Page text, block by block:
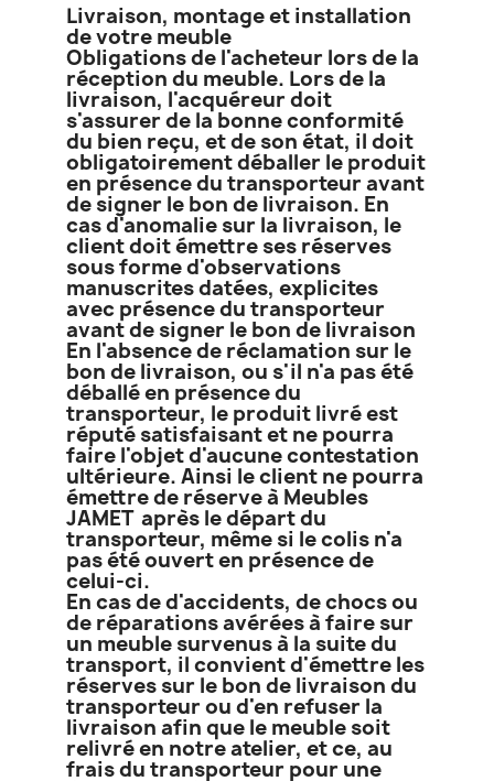
Livraison, montage et installation
de votre meuble
Obligations de l'acheteur lors de la
réception du meuble. Lors de la
livraison, l'acquéreur doit
s'assurer de la bonne conformité
du bien reçu, et de son état, il doit
obligatoirement déballer le produit
en présence du transporteur avant
de signer le bon de livraison. En
cas d'anomalie sur la livraison, le
client doit émettre ses réserves
sous forme d'observations
manuscrites datées, explicites
avec présence du transporteur
avant de signer le bon de livraison
En l'absence de réclamation sur le
bon de livraison, ou s'il n'a pas été
déballé en présence du
transporteur, le produit livré est
réputé satisfaisant et ne pourra
faire l'objet d'aucune contestation
ultérieure. Ainsi le client ne pourra
émettre de réserve à Meubles
JAMET après le départ du
transporteur, même si le colis n'a
pas été ouvert en présence de
celui-ci.
En cas de d'accidents, de chocs ou
de réparations avérées à faire sur
un meuble survenus à la suite du
transport, il convient d'émettre les
réserves sur le bon de livraison du
transporteur ou d'en refuser la
livraison afin que le meuble soit
relivré en notre atelier, et ce, au
frais du transporteur pour une